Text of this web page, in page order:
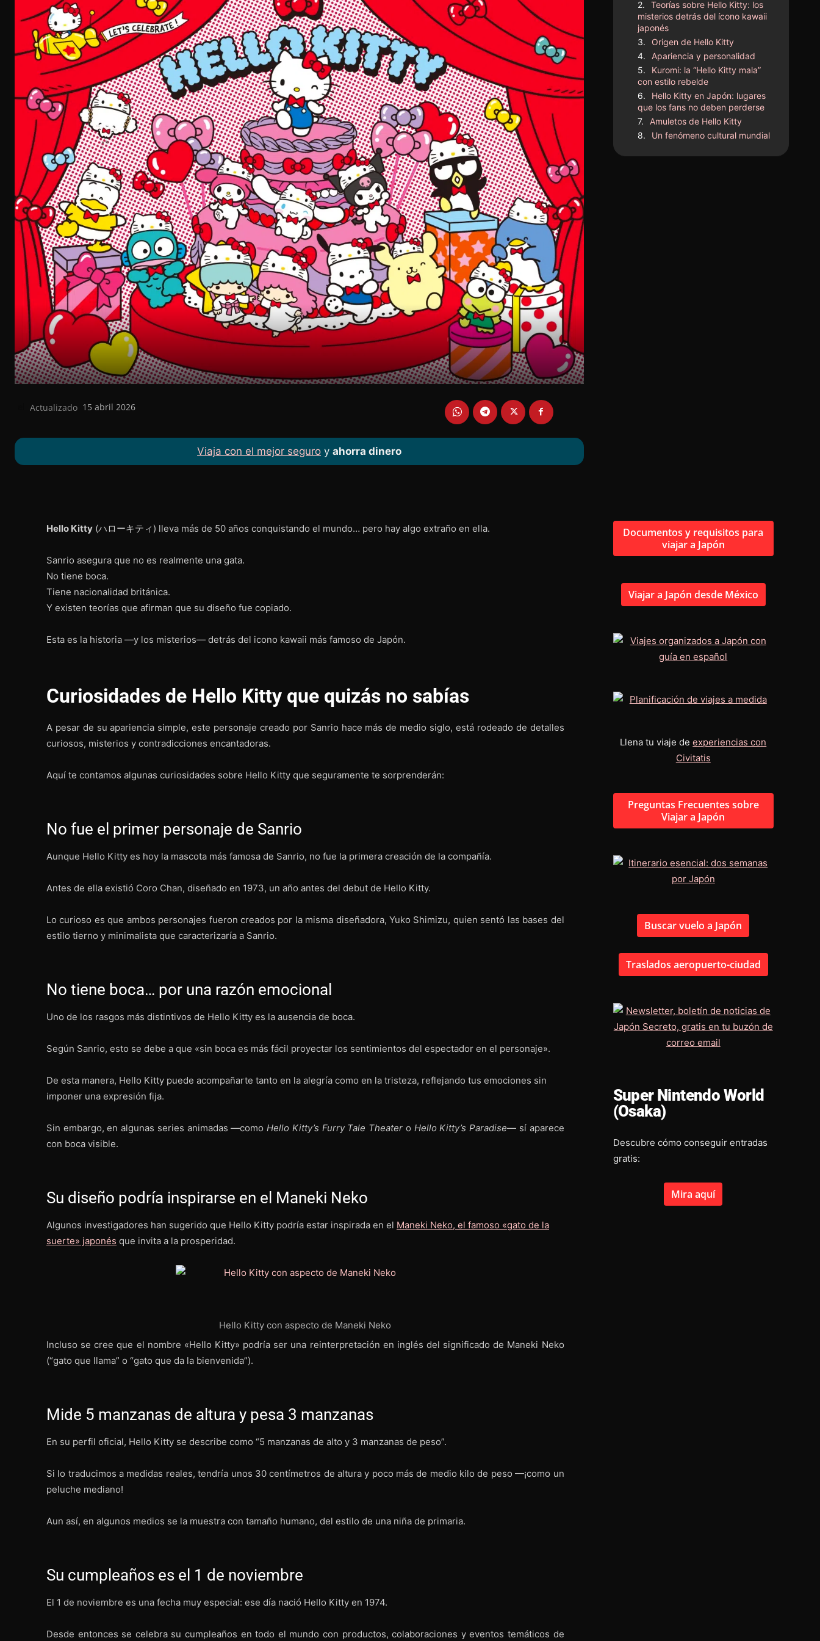
Actualizado 15 abril 2026
Viaja con el mejor seguro yahorra dinero
Teorías sobre Hello Kitty: los
misterios detrás del ícono kawaii
japonés
Origen de Hello Kitty
Apariencia y personalidad
Kuromi: la “Hello Kitty mala”
con estilo rebelde
Hello Kitty en Japón: lugares
que los fans no deben perderse
Amuletos de Hello Kitty
Un fenómeno cultural mundial
Hello Kitty (ハローキティ) lleva más de 50 años conquistando el mundo… pero hay algo extraño en ella.
Sanrio asegura que no es realmente una gata.
No tiene boca.
Tiene nacionalidad británica.
Y existen teorías que afirman que su diseño fue copiado.
Esta es la historia —y los misterios— detrás del icono kawaii más famoso de Japón.
Curiosidades de Hello Kitty que quizás no sabías
A pesar de su apariencia simple, este personaje creado por Sanrio hace más de medio siglo, está rodeado de detalles
curiosos, misterios y contradicciones encantadoras.
Aquí te contamos algunas curiosidades sobre Hello Kitty que seguramente te sorprenderán:
No fue el primer personaje de Sanrio
Aunque Hello Kitty es hoy la mascota más famosa de Sanrio, no fue la primera creación de la compañía.
Antes de ella existió Coro Chan, diseñado en 1973, un año antes del debut de Hello Kitty.
Lo curioso es que ambos personajes fueron creados por la misma diseñadora, Yuko Shimizu, quien sentó las bases del
estilo tierno y minimalista que caracterizaría a Sanrio.
No tiene boca… por una razón emocional
Uno de los rasgos más distintivos de Hello Kitty es la ausencia de boca.
Según Sanrio, esto se debe a que «sin boca es más fácil proyectar los sentimientos del espectador en el personaje».
De esta manera, Hello Kitty puede acompañarte tanto en la alegría como en la tristeza, reflejando tus emociones sin
imponer una expresión fija.
Sin embargo, en algunas series animadas —comoHello Kitty’s Furry Tale Theater o Hello Kitty’s Paradise— sí aparece
con boca visible.
Su diseño podría inspirarse en el Maneki Neko
Algunos investigadores han sugerido que Hello Kitty podría estar inspirada en el Maneki Neko, el famoso «gato de la
suerte» japonés que invita a la prosperidad.
Hello Kitty con aspecto de Maneki Neko
Incluso se cree que el nombre «Hello Kitty» podría ser una reinterpretación en inglés del significado de Maneki Neko
(“gato que llama” o “gato que da la bienvenida”).
Mide 5 manzanas de altura y pesa 3 manzanas
En su perfil oficial, Hello Kitty se describe como “5 manzanas de alto y 3 manzanas de peso”.
Si lo traducimos a medidas reales, tendría unos 30 centímetros de altura y poco más de medio kilo de peso —¡como un
peluche mediano!
Aun así, en algunos medios se la muestra con tamaño humano, del estilo de una niña de primaria.
Su cumpleaños es el 1 de noviembre
El 1 de noviembre es una fecha muy especial: ese día nació Hello Kitty en 1974.
Desde entonces se celebra su cumpleaños en todo el mundo con productos, colaboraciones y eventos temáticos de
Documentos y requisitos para
viajar a Japón
Viajar a Japón desde México
Llena tu viaje deexperiencias con
Civitatis
Preguntas Frecuentes sobre
Viajar a Japón
Buscar vuelo a Japón
Traslados aeropuerto-ciudad
Super Nintendo World
(Osaka)
Descubre cómo conseguir entradas
gratis:
Mira aquí